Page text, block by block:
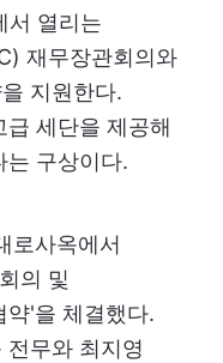
서 열리는
재무장관회의와
지원한다.
세단을 제공해
는 구상이다.
로사옥에서
의 및
약'을 체결했다.
무와 최지영